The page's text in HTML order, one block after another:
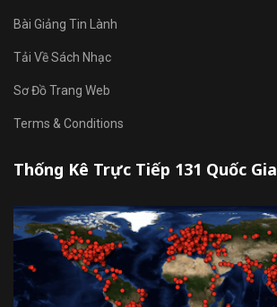
Bài Giảng Tin Lành
Tải Về Sách Nhạc
Sơ Đồ Trang Web
Terms & Conditions
Thống Kê Trực Tiếp 131 Quốc Gia